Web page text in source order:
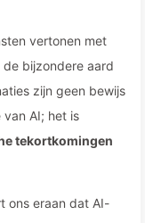
vertonen met
bijzondere aard
zijn geen bewijs
AI; het is
tekortkomingen
ons eraan dat AI-